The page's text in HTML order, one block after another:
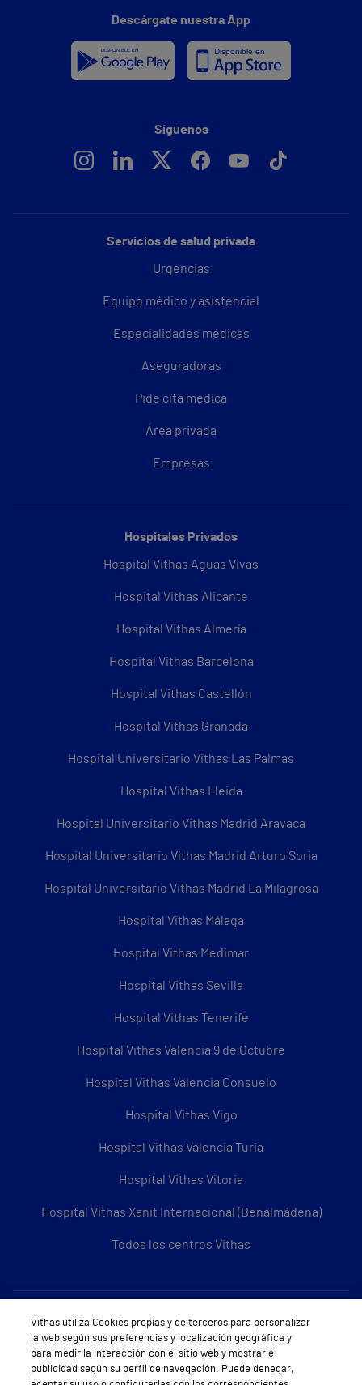
Servicios de salud privada
Urgencias
Equipo médico y asistencial
Especialidades médicas
Aseguradoras
Pide cita médica
Área privada
Empresas
Hospitales Privados
Hospital Vithas Aguas Vivas
Hospital Vithas Alicante
Hospital Vithas Almería
Hospital Vithas Barcelona
Hospital Vithas Castellón
Hospital Vithas Granada
Hospital Universitario Vithas Las Palmas
Hospital Vithas Lleida
Hospital Universitario Vithas Madrid Aravaca
Hospital Universitario Vithas Madrid Arturo Soria
Hospital Universitario Vithas Madrid La Milagrosa
Hospital Vithas Málaga
Hospital Vithas Medimar
Hospital Vithas Sevilla
Hospital Vithas Tenerife
Hospital Vithas Valencia 9 de Octubre
Hospital Vithas Valencia Consuelo
Hospital Vithas Vigo
Hospital Vithas Valencia Turia
Hospital Vithas Vitoria
Hospital Vithas Xanit Internacional (Benalmádena)
Todos los centros Vithas
Sobre Vithas
Quiénes somos
Trabajar en Vithas
Descárgate nuestra App
Síguenos
Vithas utiliza Cookies propias y de terceros para personalizar
la web según sus preferencias y localización geográfica y
para medir la interacción con el sitio web y mostrarle
publicidad según su perfil de navegación. Puede denegar,